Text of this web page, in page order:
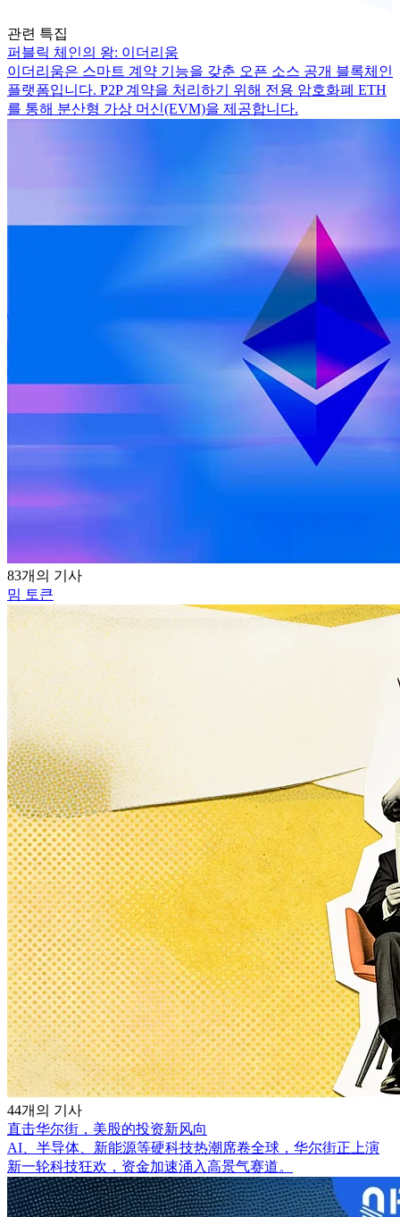
관련 특집
퍼블릭 체인의 왕: 이더리움
이더리움은 스마트 계약 기능을 갖춘 오픈 소스 공개 블록체인
플랫폼입니다. P2P 계약을 처리하기 위해 전용 암호화폐 ETH
를 통해 분산형 가상 머신(EVM)을 제공합니다.
83개의 기사
밈 토큰
44개의 기사
直击华尔街，美股的投资新风向
AI、半导体、新能源等硬科技热潮席卷全球，华尔街正上演
新一轮科技狂欢，资金加速涌入高景气赛道。